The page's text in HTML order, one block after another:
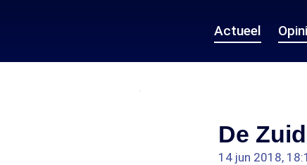
Actueel
De
14 jun 2018,